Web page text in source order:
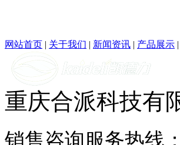
网站首页 | 关于我们 | 新闻资讯 | 产品展示 |
重庆合派科技有
销售咨询服务热线：